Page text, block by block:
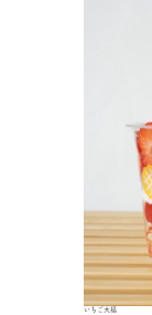
いちご大福